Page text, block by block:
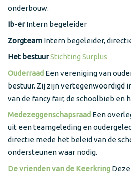
onderbouw.
Ib-erIntern begeleider
Zorgteam Intern begeleider,
Het bestuurStichting Surplus
Ouderraad Een vereniging van
bestuur. Zij zijn vertegenwoordigd
van de fancy fair, de schoolbieb en
Medezeggenschapsraad Een
uit een teamgeleding en
directie mede het beleid van de
ondersteunen waar nodig.
De vrienden van de Keerkring